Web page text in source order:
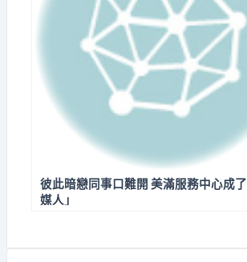
彼此暗戀同事口難開 美滿服務中心成
媒人」